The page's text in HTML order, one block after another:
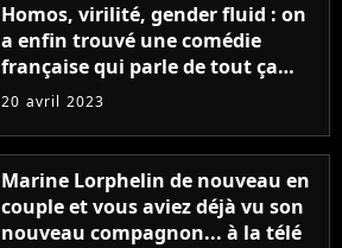
Homos, virilité, gender fluid : on
a enfin trouvé une comédie
française qui parle de tout ça
sans être super ringarde
20 avril 2023
Marine Lorphelin de nouveau en
couple et vous aviez déjà vu son
nouveau compagnon... à la télé